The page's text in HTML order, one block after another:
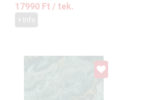
17990 Ft / tek.
+ Info